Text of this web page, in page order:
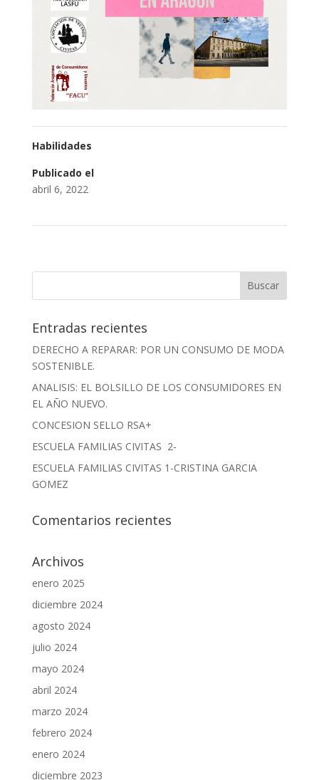
Habilidades
Publicado el
abril 6, 2022
Entradas recientes
DERECHO A REPARAR: POR UN CONSUMO DE MODA
SOSTENIBLE.
ANALISIS: EL BOLSILLO DE LOS CONSUMIDORES EN
EL AÑO NUEVO.
CONCESION SELLO RSA+
ESCUELA FAMILIAS CIVITAS 2-
ESCUELA FAMILIAS CIVITAS 1-CRISTINA GARCIA
GOMEZ
Comentarios recientes
Archivos
enero 2025
diciembre 2024
agosto 2024
julio 2024
mayo 2024
abril 2024
marzo 2024
febrero 2024
enero 2024
diciembre 2023